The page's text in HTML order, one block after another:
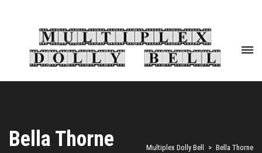
Bella Thorne Multiplex Dolly Bell > Bella Thorne